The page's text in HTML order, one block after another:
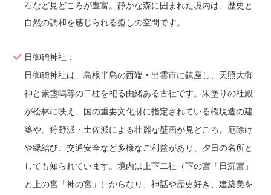
石など見どころが豊富。静かな森に囲まれた境内は、歴史と
自然の調和を感じられる癒しの空間です。
日御碕神社：
日御碕神社は、島根半島の西端・出雲市に鎮座し、天照大御
神と素盞嗚尊の二柱を祀る由緒ある古社です。朱塗りの社殿
が松林に映え、国の重要文化財に指定されている権現造の建
築や、狩野派・土佐派による壮麗な壁画が見どころ。厄除け
や縁結び、交通安全など多様なご利益があり、夕日の名所と
しても知られています。境内は上下二社（下の宮「日沉宮」
と上の宮「神の宮」）からなり、神話や歴史好き、建築美を